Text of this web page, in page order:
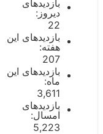
بازدیدهای
دیروز:
22
بازدیدهای این
هفته:
207
بازدیدهای این
ماه:
3,611
بازدیدهای
امسال:
5,223